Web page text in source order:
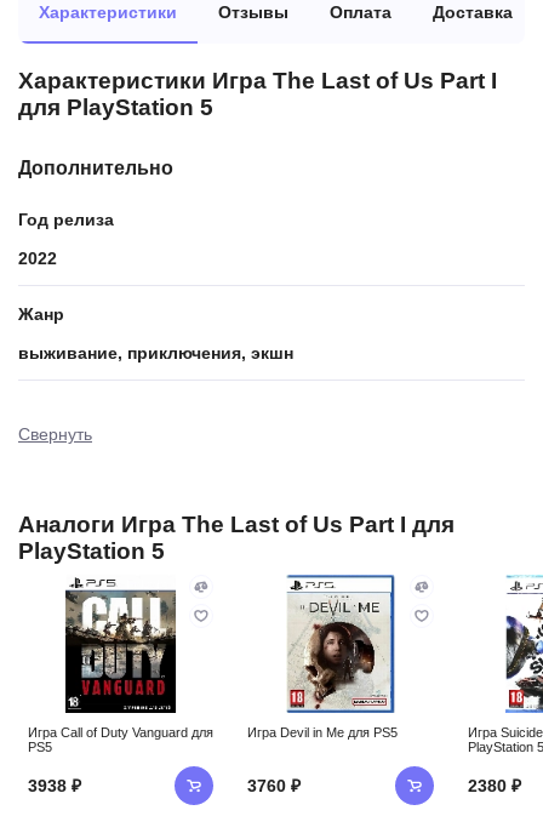
Характеристики Отзывы Оплата Доставка
Характеристики Игра The Last of Us Part I
для PlayStation 5
Дополнительно
Год релиза
2022
Жанр
выживание, приключения, экшн
Свернуть
Аналоги Игра The Last of Us Part I для
PlayStation 5
Игра Call of Duty Vanguard для
PS5
3938 ₽
Игра Devil in Me для PS5
3760 ₽
Игра
PlayStation 5
2380 ₽